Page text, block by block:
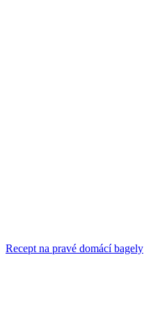
Recept na pravé domácí bagely